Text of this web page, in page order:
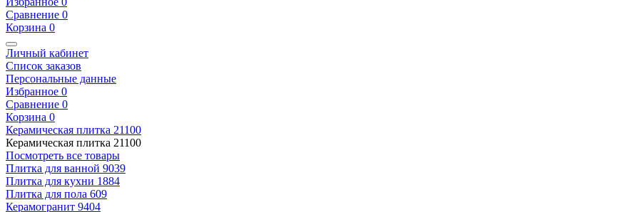
Сравнение 0
Корзина 0
Личный кабинет
Список заказов
Персональные данные
Избранное 0
Сравнение 0
Корзина 0
Керамическая плитка 21100
Керамическая плитка 21100
Посмотреть все товары
Плитка для ванной 9039
Плитка для кухни 1884
Плитка для пола 609
Керамогранит 9404